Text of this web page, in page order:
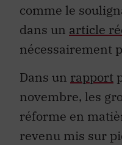
comme le
dans un article
nécessairement
Dans un rapport
novembre, les
réforme en
revenu mis sur